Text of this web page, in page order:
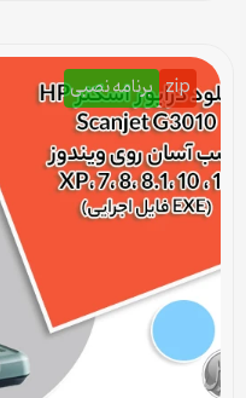
zip برنامه نصبی